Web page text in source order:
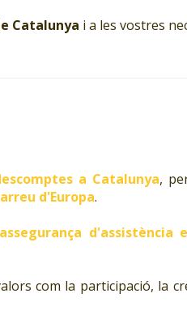
Catalunya i a les vostres
a Catalunya,
d'Europa.
assegurança d'assistència
com la participació, la